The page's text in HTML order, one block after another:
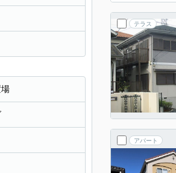
テラス
アパート